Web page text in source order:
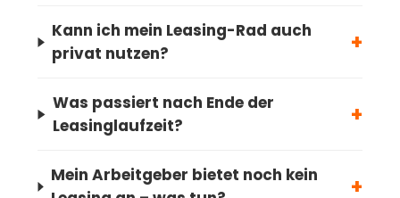
Kann ich mein Leasing-Rad auch
privat nutzen?
+
Was passiert nach Ende der
Leasinglaufzeit?
+
Mein Arbeitgeber bietet noch kein
+